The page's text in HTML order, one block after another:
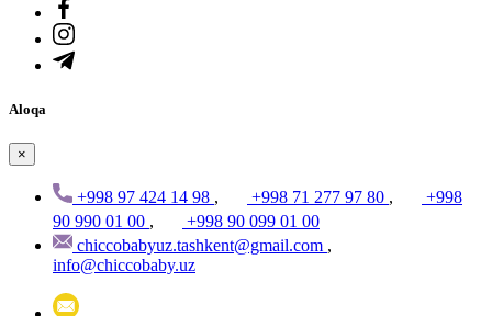
Aloqa
×
+998 97 424 14 98 , +998 71 277 97 80 ,
+998
90 990 01 00 ,
+998 90 099 01 00
chiccobabyuz.tashkent@gmail.com ,
info@chiccobaby.uz